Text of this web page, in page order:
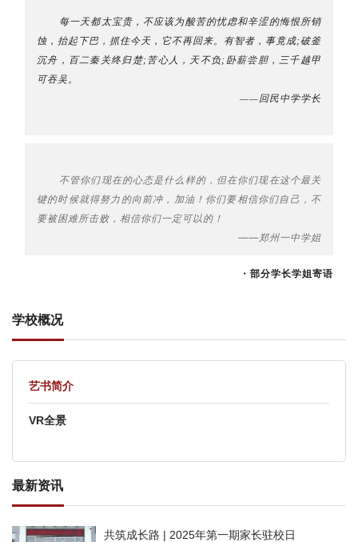
每一天都太宝贵，不应该为酸苦的忧虑和辛涩的悔恨所销
蚀，抬起下巴，抓住今天，它不再回来。有智者，事竟成;破釜
沉舟，百二秦关终归楚;苦心人，天不负;卧薪尝胆，三千越甲
可吞吴。
——回民中学学长
不管你们现在的心态是什么样的，但在你们现在这个最关
键的时候就得努力的向前冲，加油！你们要相信你们自己，不
要被困难所击败，相信你们一定可以的！
——郑州一中学姐
· 部分学长学姐寄语
学校概况
艺书简介
VR全景
最新资讯
共筑成长路 | 2025年第一期家长驻校日